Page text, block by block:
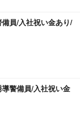
員/入社祝い金あり/
警備員/入社祝い金